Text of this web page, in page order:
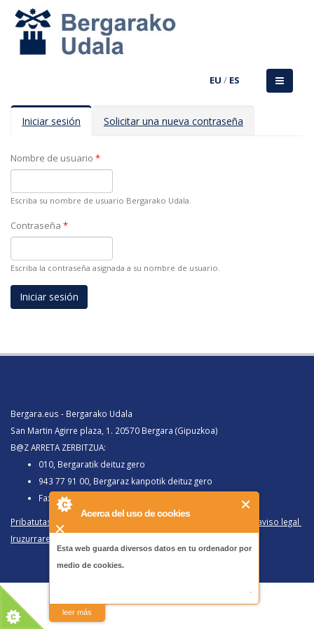
Acerca del uso de cookies
Esta web guarda diversos datos en tu ordenador por
medio de cookies.
-
leer más
EU / ES
Solapas principales
Iniciar sesión (solapaSolicitar una nueva contraseña
Nombre de usuario *
Escriba su nombre de usuario Bergarako Udala.
Contraseña *
Escriba la contraseña asignada a su nombre de usuario.
Bergara.eus - Bergarako Udala
San Martin Agirre plaza, 1. 20570 Bergara (Gipuzkoa)
B@Z ARRETA ZERBITZUA:
010, Bergaratik deituz gero
943 77 91 00, Bergaraz kanpotik deituz gero
Faxa 943 77 91 63
Pribatutasun politika eta lege oharra
Política de privacidad y aviso legal
Iruzurraren Aurkako Politika